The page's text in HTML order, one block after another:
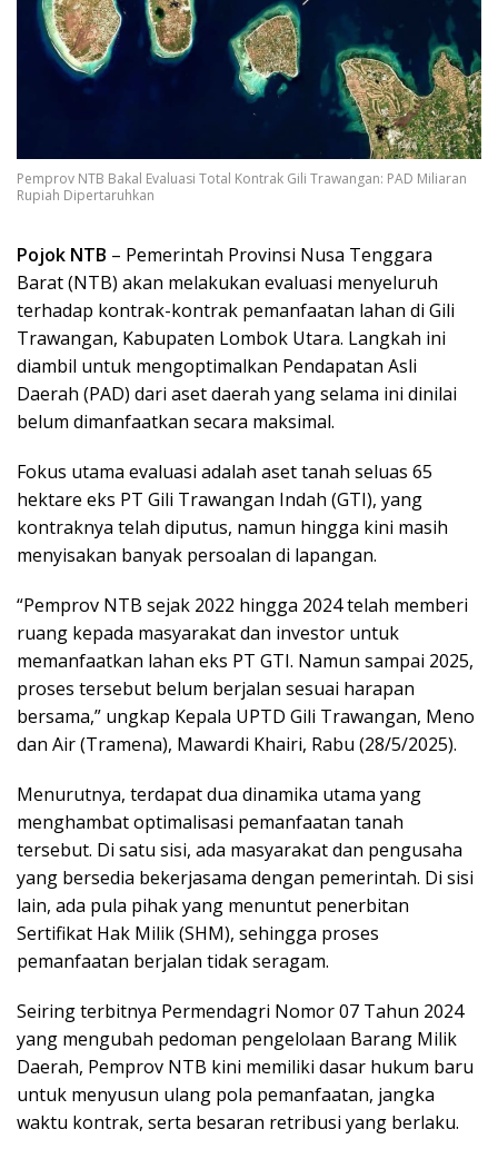
Pemprov NTB Bakal Evaluasi Total Kontrak Gili Trawangan: PAD Miliaran
Rupiah Dipertaruhkan
Pojok NTB – Pemerintah Provinsi Nusa Tenggara
Barat (NTB) akan melakukan evaluasi menyeluruh
terhadap kontrak-kontrak pemanfaatan lahan di Gili
Trawangan, Kabupaten Lombok Utara. Langkah ini
diambil untuk mengoptimalkan Pendapatan Asli
Daerah (PAD) dari aset daerah yang selama ini dinilai
belum dimanfaatkan secara maksimal.
Fokus utama evaluasi adalah aset tanah seluas 65
hektare eks PT Gili Trawangan Indah (GTI), yang
kontraknya telah diputus, namun hingga kini masih
menyisakan banyak persoalan di lapangan.
“Pemprov NTB sejak 2022 hingga 2024 telah memberi
ruang kepada masyarakat dan investor untuk
memanfaatkan lahan eks PT GTI. Namun sampai 2025,
proses tersebut belum berjalan sesuai harapan
bersama,” ungkap Kepala UPTD Gili Trawangan, Meno
dan Air (Tramena), Mawardi Khairi, Rabu (28/5/2025).
Menurutnya, terdapat dua dinamika utama yang
menghambat optimalisasi pemanfaatan tanah
tersebut. Di satu sisi, ada masyarakat dan pengusaha
yang bersedia bekerjasama dengan pemerintah. Di sisi
lain, ada pula pihak yang menuntut penerbitan
Sertifikat Hak Milik (SHM), sehingga proses
pemanfaatan berjalan tidak seragam.
Seiring terbitnya Permendagri Nomor 07 Tahun 2024
yang mengubah pedoman pengelolaan Barang Milik
Daerah, Pemprov NTB kini memiliki dasar hukum baru
untuk menyusun ulang pola pemanfaatan, jangka
waktu kontrak, serta besaran retribusi yang berlaku.